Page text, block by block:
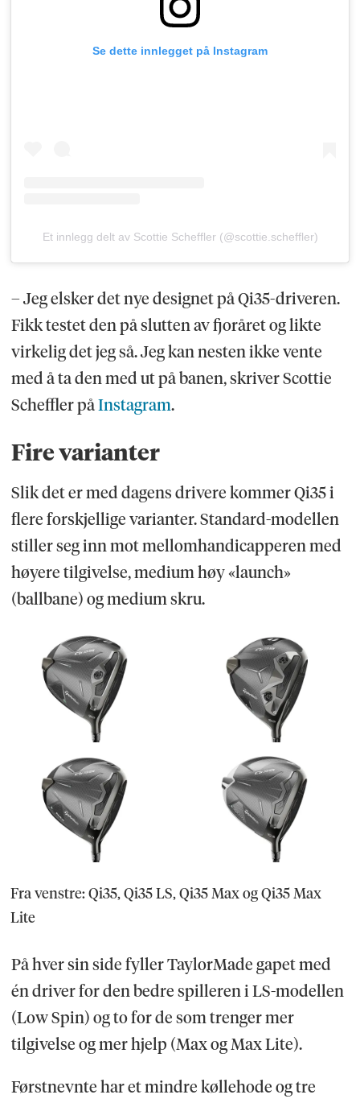
Se dette innlegget på Instagram
Et innlegg delt av Scottie Scheffler (@scottie.scheffler)
– Jeg elsker det nye designet på Qi35-driveren.
Fikk testet den på slutten av fjoråret og likte
virkelig det jeg så. Jeg kan nesten ikke vente
med å ta den med ut på banen, skriver Scottie
Scheffler påInstagram.
Fire varianter
Slik det er med dagens drivere kommer Qi35 i
flere forskjellige varianter. Standard-modellen
stiller seg inn mot mellomhandicapperen med
høyere tilgivelse, medium høy «launch»
(ballbane) og medium skru.
Fra venstre: Qi35, Qi35 LS, Qi35 Max og Qi35 Max
Lite
På hver sin side fyller TaylorMade gapet med
én driver for den bedre spilleren i LS-modellen
(Low Spin) og to for de som trenger mer
tilgivelse og mer hjelp (Max og Max Lite).
Førstnevnte har et mindre køllehode og tre